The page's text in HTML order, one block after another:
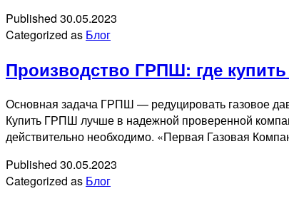
Published 30.05.2023
Categorized as Блог
Производство ГРПШ: где
Основная задача ГРПШ — редуцировать газовое
Купить ГРПШ лучше в надежной проверенной
действительно необходимо. «Первая Газовая
Published 30.05.2023
Categorized as Блог